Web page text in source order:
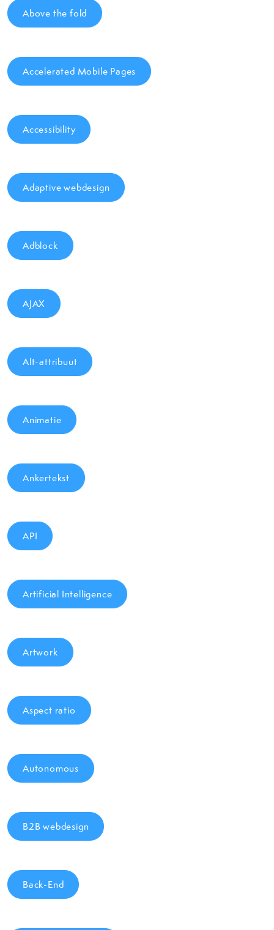
Above the fold
Accelerated Mobile Pages
Accessibility
Adaptive webdesign
Adblock
AJAX
Alt-attribuut
Animatie
Ankertekst
API
Artificial Intelligence
Artwork
Aspect ratio
Autonomous
B2B webdesign
Back-End